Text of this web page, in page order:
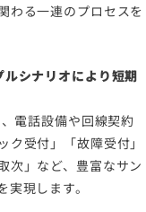
る一連のプロセスを
シナリオにより短期
電話設備や回線契約
受付」「故障受付」
次」など、豊富なサン
現します。